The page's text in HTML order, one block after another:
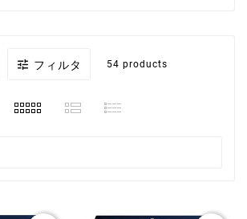
 フィルタ 54 products